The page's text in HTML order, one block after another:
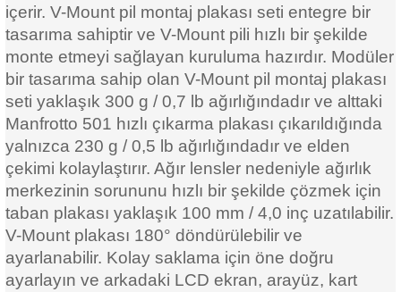
içerir. V-Mount pil montaj plakası seti entegre bir
tasarıma sahiptir ve V-Mount pili hızlı bir şekilde
monte etmeyi sağlayan kuruluma hazırdır. Modüler
bir tasarıma sahip olan V-Mount pil montaj plakası
seti yaklaşık 300 g / 0,7 lb ağırlığındadır ve alttaki
Manfrotto 501 hızlı çıkarma plakası çıkarıldığında
yalnızca 230 g / 0,5 lb ağırlığındadır ve elden
çekimi kolaylaştırır. Ağır lensler nedeniyle ağırlık
merkezinin sorununu hızlı bir şekilde çözmek için
taban plakası yaklaşık 100 mm / 4,0 inç uzatılabilir.
V-Mount plakası 180° döndürülebilir ve
ayarlanabilir. Kolay saklama için öne doğru
ayarlayın ve arkadaki LCD ekran, arayüz, kart